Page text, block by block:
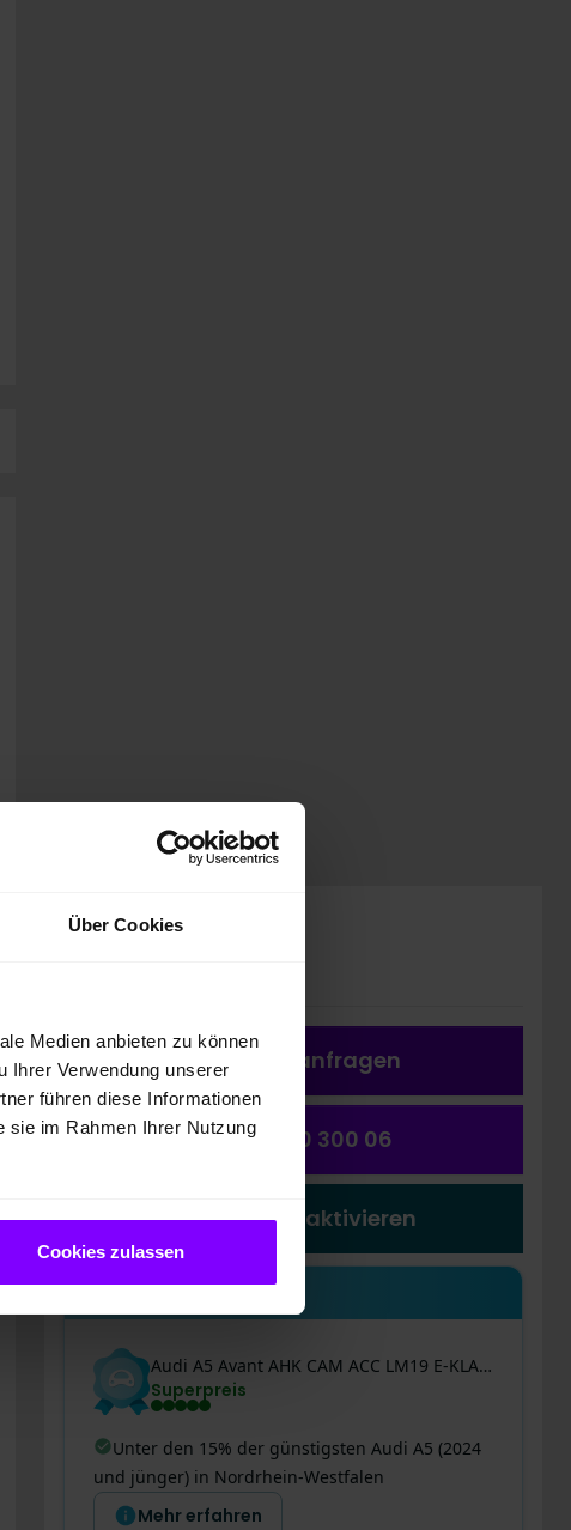
Über Cookies
Medien anbieten zu können
Ihrer Verwendung unserer
führen diese Informationen
sie im Rahmen Ihrer Nutzung
Cookies zulassen
Preis inkl. MwSt.
Fahrzeug anfragen
(0231) 550 300 06
Preiswecker aktivieren
Audi A5 Avant AHK CAM ACC LM19 E-KLAPPE SPORTSITZE
Superpreis
Unter den 15% der günstigsten Audi A5 (2024
und jünger) in Nordrhein-Westfalen
Mehr erfahren